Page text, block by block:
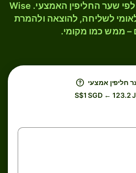
המירו SGD ל- JPY לפי שער החליפין האמצעי. Wise
לשליחה, להוצאה ולהמרת
ממש כמו מקומי.
אמצעי
S$1 SGD ←